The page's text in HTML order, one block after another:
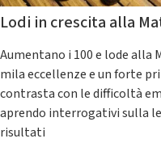
Lodi in crescita alla
Aumentano i 100 e lode alla
mila eccellenze e un forte
contrasta con le difficoltà
aprendo interrogativi sulla
risultati